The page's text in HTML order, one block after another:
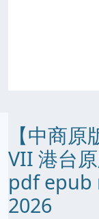
【中商
VII 港台
pdf epub
2026